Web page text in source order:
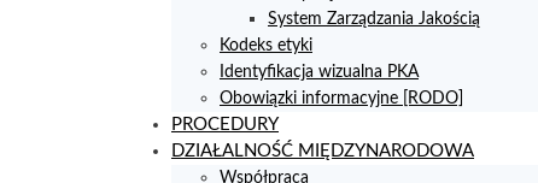
System Zarządzania Jakością
Kodeks etyki
Identyfikacja wizualna PKA
Obowiązki informacyjne [RODO]
PROCEDURY
DZIAŁALNOŚĆ MIĘDZYNARODOWA
Współpraca